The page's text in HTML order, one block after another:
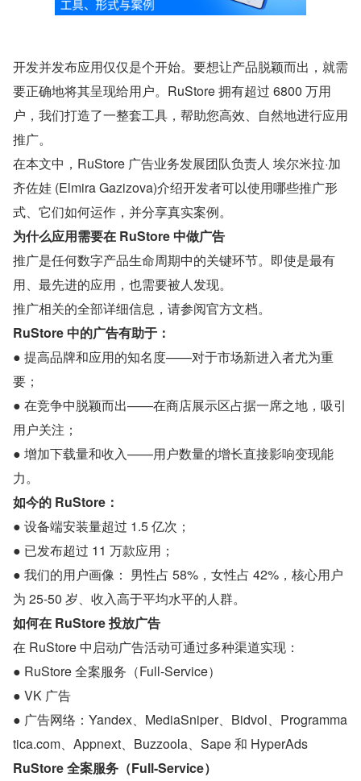
开发并发布应用仅仅是个开始。要想让产品脱颖而出，就需
要正确地将其呈现给用户。RuStore 拥有超过 6800 万用
户，我们打造了一整套工具，帮助您高效、自然地进行应用
推广。
在本文中，RuStore 广告业务发展团队负责人 埃尔米拉·加
齐佐娃 (Elmira Gazizova)介绍开发者可以使用哪些推广形
式、它们如何运作，并分享真实案例。
为什么应用需要在 RuStore 中做广告
推广是任何数字产品生命周期中的关键环节。即使是最有
用、最先进的应用，也需要被人发现。
推广相关的全部详细信息，请参阅官方文档。
RuStore 中的广告有助于：
● 提高品牌和应用的知名度——对于市场新进入者尤为重
要；
● 在竞争中脱颖而出——在商店展示区占据一席之地，吸引
用户关注；
● 增加下载量和收入——用户数量的增长直接影响变现能
力。
如今的 RuStore：
● 设备端安装量超过 1.5 亿次；
● 已发布超过 11 万款应用；
● 我们的用户画像： 男性占 58%，女性占 42%，核心用户
为 25-50 岁、收入高于平均水平的人群。
如何在 RuStore 投放广告
在 RuStore 中启动广告活动可通过多种渠道实现：
● RuStore 全案服务（Full-Service）
● VK 广告
● 广告网络：Yandex、MediaSniper、Bidvol、Programma
tica.com、Appnext、Buzzoola、Sape 和 HyperAds
RuStore 全案服务（Full-Service）